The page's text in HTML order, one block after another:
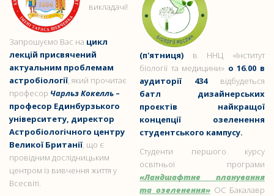
викладачі!
Запрошуємо Вас на цикл
лекцій присвячений
актуальним проблемам
астробіології, який прочитає
професор Чарльз Кокелль –
професор Единбурзького
університету, директор
Астробіологічного центру
Великої Британії, що є
провідним дослідницьким
центром із вивчення життя у
Всесвіті.
(п'ятниця) в ННЦ «Інститут
біології та медицини» о 16.00 в
аудиторії 434 відбудеться
батл дизайнерських
проєктів найкращої
концепції озеленення
студентського кампусу.
Студенти першого курсу
освітньої програми
«Ландшафтне планування
та озеленення»ОС Бакалавр